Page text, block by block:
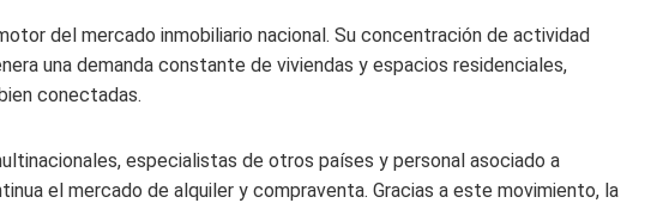
del mercado inmobiliario nacional. Su concentración de actividad
una demanda constante de viviendas y espacios residenciales,
conectadas.
especialistas de otros países y personal asociado a
el mercado de alquiler y compraventa. Gracias a este movimiento, la